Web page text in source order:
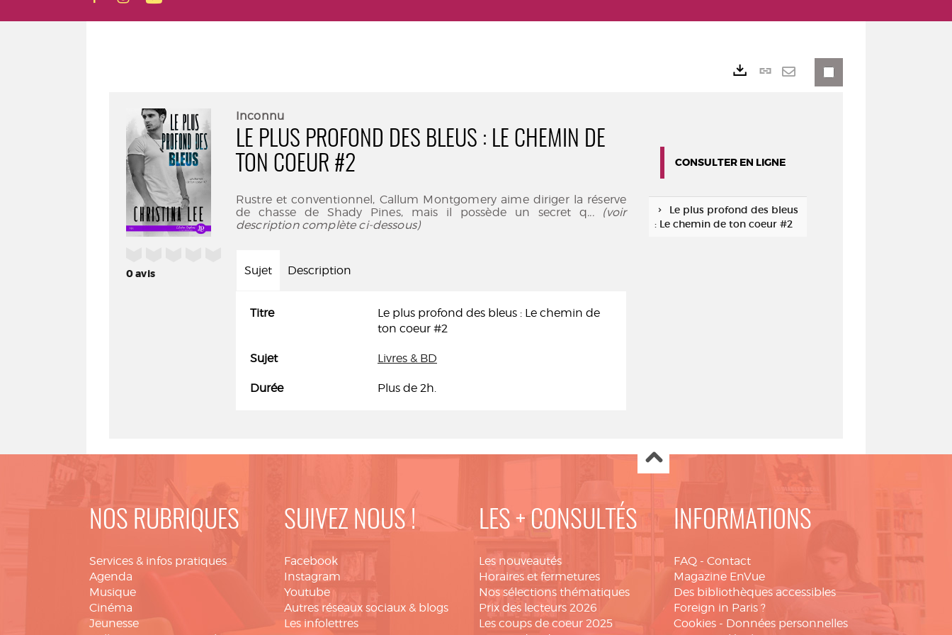
0avis
Inconnu
LE PLUS PROFOND DES BLEUS : LE CHEMIN DE
TON COEUR #2
Rustre et conventionnel, Callum Montgomery aime diriger la réserve
de chasse de Shady Pines, mais il possède un secret q... (voir
description complète ci-dessous)
Sujet Description
Titre
Le plus profond des bleus : Le chemin de
ton coeur #2
Sujet Livres & BD
Durée Plus de 2h.
Lien
CONSULTER EN LIGNE
Le plus profond des bleus
: Le chemin de ton coeur #2
NOS RUBRIQUES
Services & infos pratiques
Agenda
Musique
Cinéma
Jeunesse
SUIVEZ NOUS !
Facebook
Instagram
Youtube
Autres réseaux sociaux & blogs
Les infolettres
LES + CONSULTÉS
Les nouveautés
Horaires et fermetures
Nos sélections thématiques
Prix des lecteurs 2026
Les coups de coeur 2025
INFORMATIONS
FAQ - Contact
Magazine EnVue
Des bibliothèques accessibles
Foreign in Paris ?
Cookies - Données personnelles